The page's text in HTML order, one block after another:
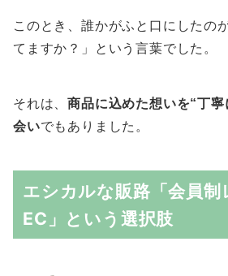
このとき、誰かがふと口にしたの
てますか？」という言葉でした。
それは、商品に込めた想いを“丁
会いでもありました。
エシカルな販路「会員制
EC」という選択肢